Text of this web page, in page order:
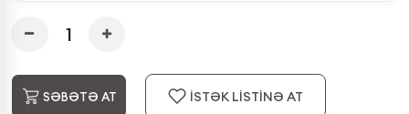
SƏBƏTƏ AT İSTƏK LİSTİNƏ AT